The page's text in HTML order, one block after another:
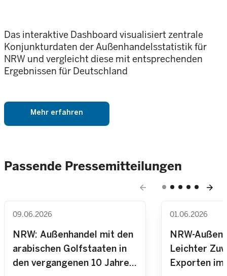
Das interaktive Dashboard visualisiert zentrale
Konjunkturdaten der Außenhandelsstatistik für
NRW und vergleicht diese mit entsprechenden
Ergebnissen für Deutschland
Mehr erfahren
Passende Pressemitteilungen
arrow_back arrow_forward
09.06.2026
NRW: Außenhandel mit den
arabischen Golfstaaten in
den vergangenen 10 Jahren
01.06.2026
NRW-
Leichter
Exporten